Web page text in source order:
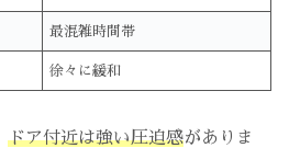
最混雑時間帯
徐々に緩和
ドア付近は強い圧迫感がありま